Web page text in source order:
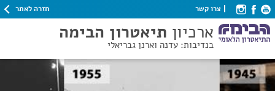
צרו קשר חזרה לאתר
ארכיון תיאטרון הבימה
בנדיבות: עדנה וארנן גבריאלי